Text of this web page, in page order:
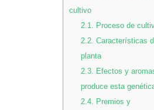
cultivo
2.1.
Proceso de
2.2. Características
planta
2.3. Efectos y
produce esta
2.4. Premios y